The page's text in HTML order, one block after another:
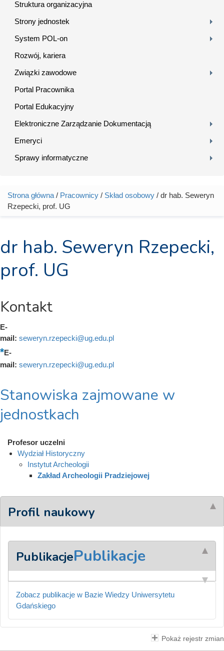
Struktura organizacyjna
Strony jednostek
System POL-on
Rozwój, kariera
Związki zawodowe
Portal Pracownika
Portal Edukacyjny
Elektroniczne Zarządzanie Dokumentacją
Emeryci
Sprawy informatyczne
Jesteś tutaj
Strona główna / Pracownicy / Skład osobowy / dr hab. Seweryn
Rzepecki, prof. UG
dr hab. Seweryn Rzepecki,
prof. UG
Kontakt
E-
mail: seweryn.rzepecki@ug.edu.pl
E-
mail: seweryn.rzepecki@ug.edu.pl
Stanowiska zajmowane w
jednostkach
Profesor uczelni
Wydział Historyczny
Instytut Archeologii
Zakład Archeologii Pradziejowej
Profil naukowy
PublikacjePublikacje
Zobacz publikacje w Bazie Wiedzy Uniwersytetu
Gdańskiego
Pokaż rejestr zmian